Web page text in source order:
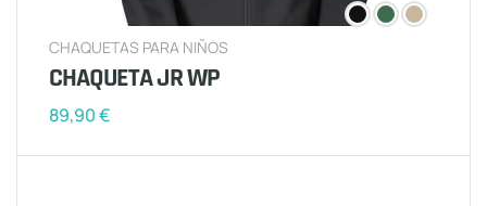
CHAQUETAS PARA NIÑOS
CHAQUETA JR WP
89,90€